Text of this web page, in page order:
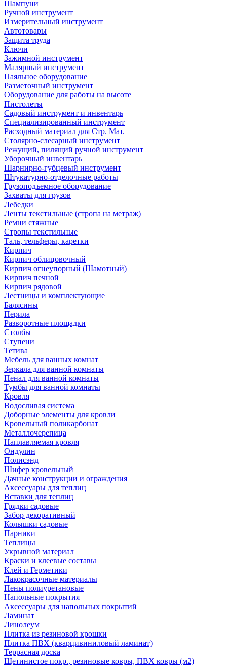
Шампуни
Ручной инструмент
Измерительный инструмент
Автотовары
Защита труда
Ключи
Зажимной инструмент
Малярный инструмент
Паяльное оборудование
Разметочный инструмент
Оборудование для работы на высоте
Пистолеты
Садовый инструмент и инвентарь
Специализированный инструмент
Расходный материал для Стр. Мат.
Столярно-слесарный инструмент
Режущий, пилящий ручной инструмент
Уборочный инвентарь
Шарнирно-губцевый инструмент
Штукатурно-отделочные работы
Грузоподъемное оборудование
Захваты для грузов
Лебедки
Ленты текстильные (стропа на метраж)
Ремни стяжные
Стропы текстильные
Таль, тельферы, каретки
Кирпич
Кирпич облицовочный
Кирпич огнеупорный (Шамотный)
Кирпич печной
Кирпич рядовой
Лестницы и комплектующие
Балясины
Перила
Разворотные площадки
Столбы
Ступени
Тетива
Мебель для ванных комнат
Зеркала для ванной комнаты
Пенал для ванной комнаты
Тумбы для ванной комнаты
Кровля
Водосливая система
Доборные элементы для кровли
Кровельный поликарбонат
Металлочерепица
Наплавляемая кровля
Ондулин
Полисэнд
Шифер кровельный
Дачные конструкции и ограждения
Аксессуары для теплиц
Вставки для теплиц
Грядки садовые
Забор декоративный
Колышки садовые
Парники
Теплицы
Укрывной материал
Краски и клеевые составы
Клей и Герметики
Лакокрасочные материалы
Пены полиуретановые
Напольные покрытия
Аксессуары для напольных покрытий
Ламинат
Линолеум
Плитка из резиновой крошки
Плитка ПВХ (кварцивиниловый ламинат)
Террасная доска
Щетинистое покр., резиновые ковры, ПВХ ковры (м2)